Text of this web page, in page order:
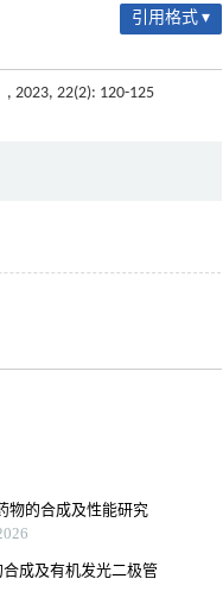
引用格式 ▾
, 2023, 22(2): 120-125